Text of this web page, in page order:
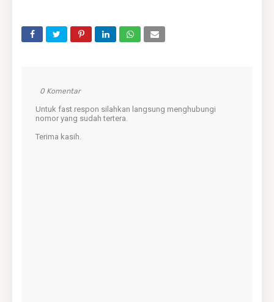
0 Komentar
Untuk fast respon silahkan langsung menghubungi
nomor yang sudah tertera.
Terima kasih.